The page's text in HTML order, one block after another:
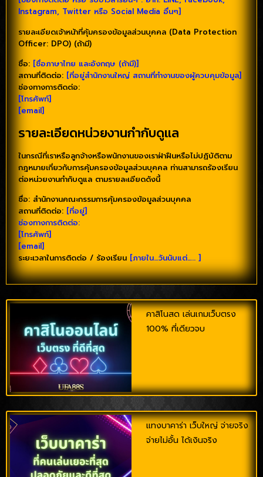
Instagram, Twitter หรือ Social Media อื่นๆ]
รายละเอียดเจ้าหน้าที่คุ้มครองข้อมูลส่วนบุคคล (Data Protection
Officer: DPO) (ถ้ามี)
ชื่อ: [ชื่อภาษาไทย และอังกฤษ (ถ้ามี)]
สถานที่ติดต่อ: [ที่อยู่สำนักงานใหญ่ สถานที่ทำงานของผู้ควบคุมข้อมูล]
ช่องทางการติดต่อ:
[โทรศัพท์]
[email]
รายละเอียดหน่วยงานกำกับดูแล
ในกรณีที่เราหรือลูกจ้างหรือพนักงานของเราฝ่าฝืนหรือไม่ปฏิบัติตาม
กฎหมายเกี่ยวกับการคุ้มครองข้อมูลส่วนบุคคล ท่านสามารถร้องเรียน
ต่อหน่วยงานกำกับดูแล ตามรายละเอียดดังนี้
ชื่อ: สำนักงานคณะกรรมการคุ้มครองข้อมูลส่วนบุคคล
สถานที่ติดต่อ: [ที่อยู่]
ช่องทางการติดต่อ:
[โทรศัพท์]
[email]
ระยะเวลาในการติดต่อ / ร้องเรียน [ภายใน…วันนับแต่….. ]
คาสิโนสด เล่นเกมเว็บตรง
100% ที่เดียวจบ
แทงบาคาร่า เว็บใหญ่ จ่ายจริง
จ่ายไม่อั้น ได้เงินจริง